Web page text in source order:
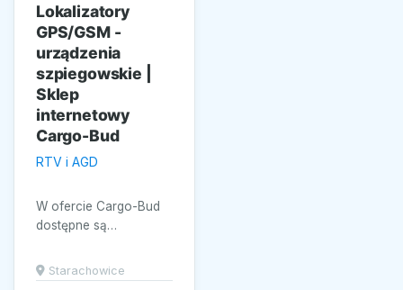
Lokalizatory
GPS/GSM -
urządzenia
szpiegowskie |
Sklep
internetowy
Cargo-Bud
RTV i AGD
W ofercie Cargo-Bud
dostępne są
lokalizacyjne oraz
sprzęt rejestrujący,...
Starachowice